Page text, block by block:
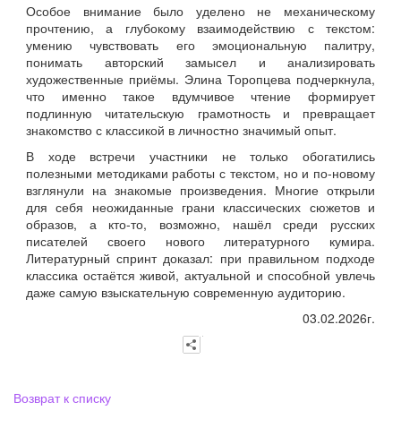
Особое внимание было уделено не механическому
прочтению, а глубокому взаимодействию с текстом:
умению чувствовать его эмоциональную палитру,
понимать авторский замысел и анализировать
художественные приёмы. Элина Торопцева подчеркнула,
что именно такое вдумчивое чтение формирует
подлинную читательскую грамотность и превращает
знакомство с классикой в личностно значимый опыт.
В ходе встречи участники не только обогатились
полезными методиками работы с текстом, но и по‑новому
взглянули на знакомые произведения. Многие открыли
для себя неожиданные грани классических сюжетов и
образов, а кто‑то, возможно, нашёл среди русских
писателей своего нового литературного кумира.
Литературный спринт доказал: при правильном подходе
классика остаётся живой, актуальной и способной увлечь
даже самую взыскательную современную аудиторию.
03.02.2026г.
Возврат к списку